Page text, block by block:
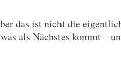
das ist nicht die
als Nächstes kommt –